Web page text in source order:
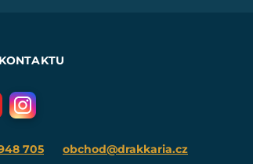
705 obchod@drakkaria.cz